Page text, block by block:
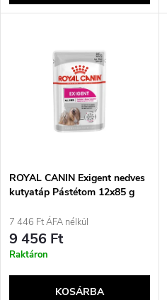
n
é
s
e
j
a
ROYAL CANIN Exigent nedves
kutyatáp Pástétom 12x85 g
7 446 Ft ÁFA nélkül
9 456 Ft
Raktáron
KOSÁRBA